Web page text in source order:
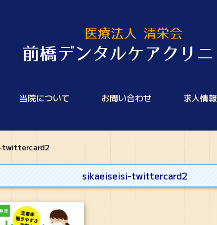
当院について お問い合わせ 求人情報
twittercard2
sikaeiseisi-twittercard2